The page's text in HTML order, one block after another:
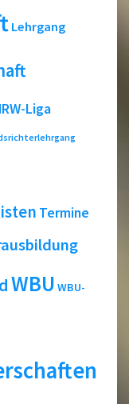
Lehrgang
Liga
Termine
WBU WBU-